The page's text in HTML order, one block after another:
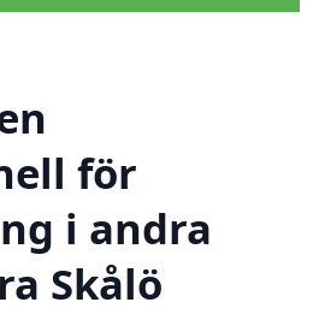
för
i andra
Skålö